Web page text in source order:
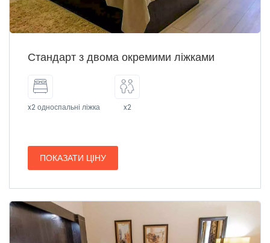
Стандарт з двома окремими ліжками
x2 односпальні ліжка x2
ПОКАЗАТИ ЦІНУ